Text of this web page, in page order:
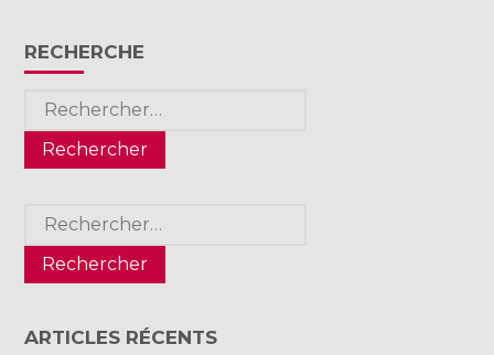
RECHERCHE
Rechercher :
Rechercher :
ARTICLES RÉCENTS